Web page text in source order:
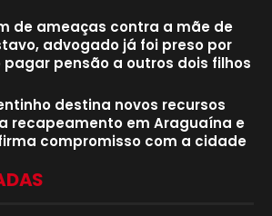
de ameaças contra a mãe de
advogado já foi preso por
pagar pensão a outros dois filhos
destina novos recursos
recapeamento em Araguaína e
compromisso com a cidade